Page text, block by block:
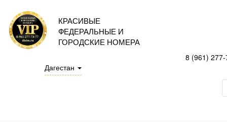
КРАСИВЫЕ
ФЕДЕРАЛЬНЫЕ И
ГОРОДСКИЕ НОМЕРА
Дагестан
8 (961)